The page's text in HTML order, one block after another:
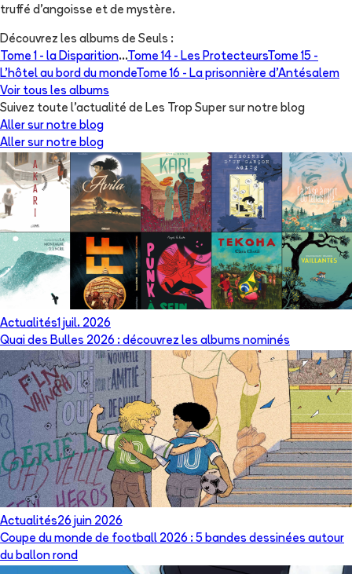
truffé d'angoisse et de mystère.
Découvrez les albums de Seuls :
Tome 1 - la Disparition...Tome 14 - Les ProtecteursTome 15 -
L'hôtel au bord du mondeTome 16 - La prisonnière d'Antésalem
Voir tous les albums
Suivez toute l'actualité de Les Trop Super sur notre blog
Aller sur notre blog
Aller sur notre blog
Actualités1 juil. 2026
Quai des Bulles 2026 : découvrez les albums nominés
Actualités26 juin 2026
Coupe du monde de football 2026 : 5 bandes dessinées autour
du ballon rond